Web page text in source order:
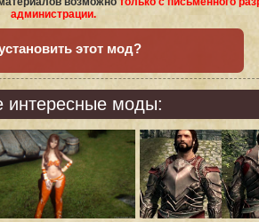
администрации.
этот мод?
интересные моды: